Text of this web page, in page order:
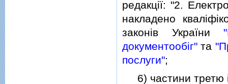
редакцiї: "2.
накладено
законiв України
документообiг" та
послуги";
6) частини третю i